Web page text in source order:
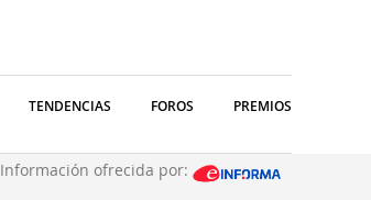
TENDENCIAS FOROS PREMIOS
Información ofrecida por: